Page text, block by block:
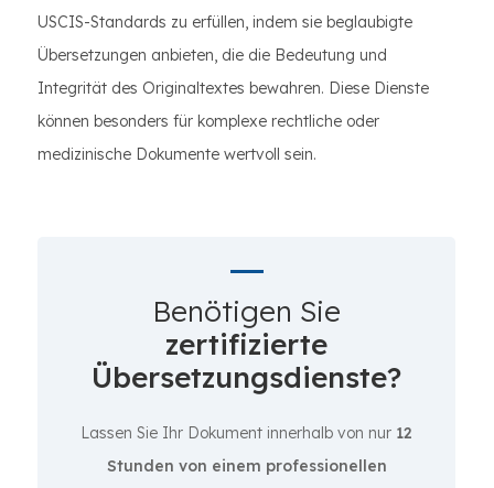
USCIS-Standards zu erfüllen, indem sie beglaubigte
Übersetzungen anbieten, die die Bedeutung und
Integrität des Originaltextes bewahren. Diese Dienste
können besonders für komplexe rechtliche oder
medizinische Dokumente wertvoll sein.
Benötigen Sie
zertifizierte
Übersetzungsdienste?
Lassen Sie Ihr Dokument innerhalb von nur 12
Stunden von einem professionellen